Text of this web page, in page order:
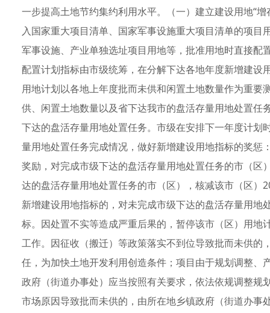
一步提高土地节约集约利用水平。（一）建立建设用地“
入国家重大项目清单、国家军事设施重大项目清单的项
军事设施、产业单独选址项目用地等，批准用地时直接
配置计划指标由市级统筹，在分解下达各地年度新增建
用地计划以各地上年度批而未供和闲置土地数量作为重
供、闲置土地数量以及省下达我市的盘活存量用地处置
下达的盘活存量用地处置任务。市级在安排下一年度计
量用地处置任务完成情况，做好新增建设用地指标的奖
奖励，对完成市级下达的盘活存量用地处置任务的市（
达的盘活存量用地处置任务的市（区），核减该市（区
新增建设用地指标的，对未完成市级下达的盘活存量用
标。因处置不实等造成严重后果的，暂停该市（区）用
工作。因征收（搬迁）等政策落实不到位导致批而未供
任，为加快土地开发利用创造条件；项目由于规划调整
政府（街道办事处）应当按照有关要求，依法依规调整
市场原因导致批而未供的，由所在地乡镇政府（街道办